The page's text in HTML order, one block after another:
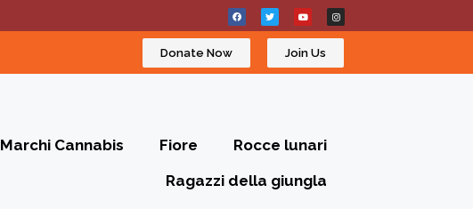
Donate Now Join Us
Marchi Cannabis Fiore
Rocce lunari
Ragazzi della giungla